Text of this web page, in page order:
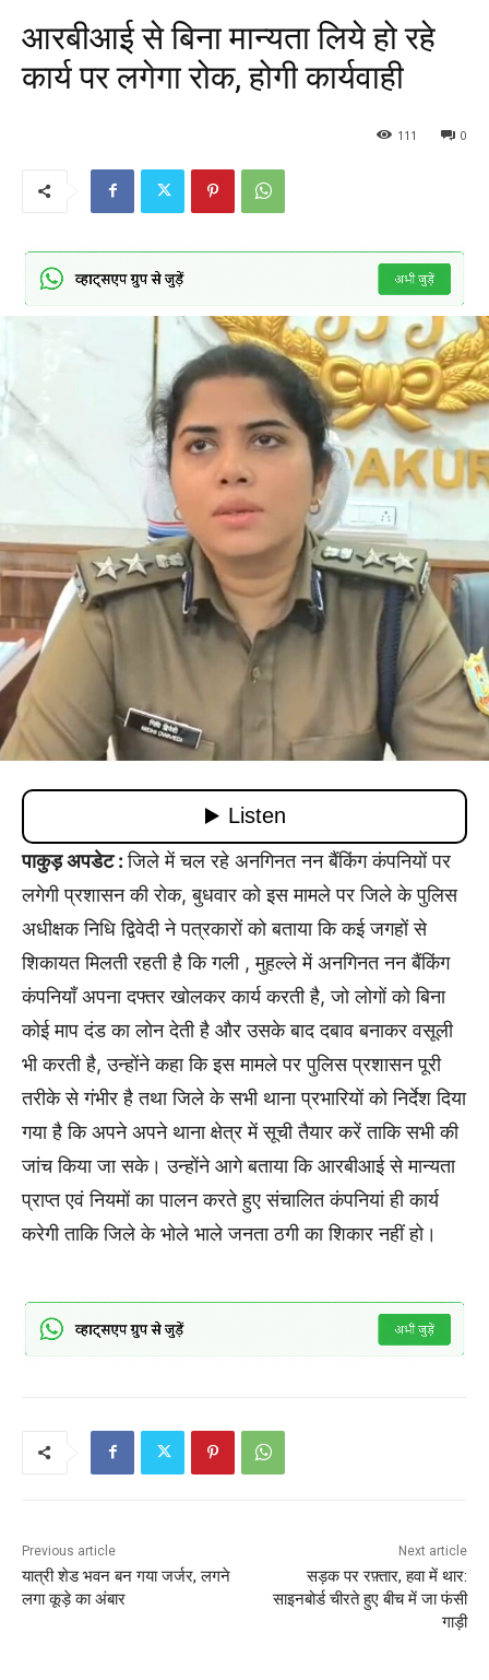
आरबीआई से बिना मान्यता लिये हो रहे
कार्य पर लगेगा रोक, होगी कार्यवाही
0
111
पाकुड़ अपडेट :जिले में चल रहे अनगिनत नन बैंकिंग कंपनियों पर
लगेगी प्रशासन की रोक, बुधवार को इस मामले पर जिले के पुलिस
अधीक्षक निधि द्विवेदी ने पत्रकारों को बताया कि कई जगहों से
शिकायत मिलती रहती है कि गली , मुहल्ले में अनगिनत नन बैंकिंग
कंपनियाँ अपना दफ्तर खोलकर कार्य करती है, जो लोगों को बिना
कोई माप दंड का लोन देती है और उसके बाद दबाव बनाकर वसूली
भी करती है, उन्होंने कहा कि इस मामले पर पुलिस प्रशासन पूरी
तरीके से गंभीर है तथा जिले के सभी थाना प्रभारियों को निर्देश दिया
गया है कि अपने अपने थाना क्षेत्र में सूची तैयार करें ताकि सभी की
जांच किया जा सके। उन्होंने आगे बताया कि आरबीआई से मान्यता
प्राप्त एवं नियमों का पालन करते हुए संचालित कंपनियां ही कार्य
करेगी ताकि जिले के भोले भाले जनता ठगी का शिकार नहीं हो।
Previous article
यात्री शेड भवन बन गया जर्जर, लगने
लगा कूड़े का अंबार
Next article
सड़क पर रफ़्तार, हवा में थार:
साइनबोर्ड चीरते हुए बीच में जा फंसी
गाड़ी